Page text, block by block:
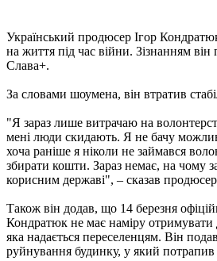
Український продюсер Ігор
на життя під час війни. Зізнанням він
Слава+.
За словами шоумена, він втратив
"Я зараз лише витрачаю на
мені люди скидають. Я не бачу
хоча раніше я ніколи не займався
збирати кошти. Зараз немає, на чому
корисним державі", – сказав
Також він додав, що 14 березня
Кондратюк не має наміру отримувати
яка надається переселенцям. Він
руйнування будинку, у який потрапив